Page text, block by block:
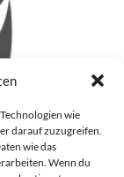
wie
darauf zuzugreifen.
wie das
Wenn du